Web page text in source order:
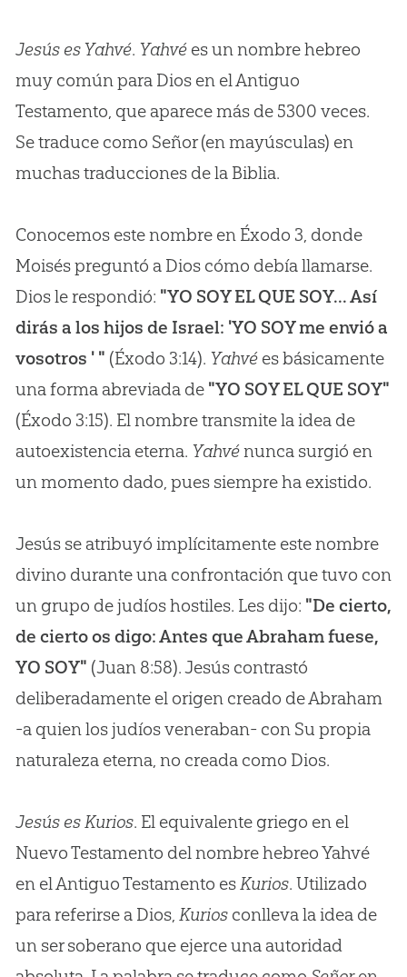
Jesús es Yahvé. Yahvées un nombre hebreo
muy común para Dios en el Antiguo
Testamento, que aparece más de 5300 veces.
Se traduce como Señor (en mayúsculas) en
muchas traducciones de la Biblia.
Conocemos este nombre en Éxodo 3, donde
Moisés preguntó a Dios cómo debía llamarse.
Dios le respondió: "YO SOY EL QUE SOY... Así
dirás a los hijos de Israel: 'YO SOY me envió a
vosotros ' " (Éxodo 3:14). Yahvées básicamente
una forma abreviada de "YO SOY EL QUE SOY"
(Éxodo 3:15). El nombre transmite la idea de
autoexistencia eterna. Yahvénunca surgió en
un momento dado, pues siempre ha existido.
Jesús se atribuyó implícitamente este nombre
divino durante una confrontación que tuvo con
un grupo de judíos hostiles. Les dijo: "De cierto,
de cierto os digo: Antes que Abraham fuese,
YO SOY" (Juan 8:58). Jesús contrastó
deliberadamente el origen creado de Abraham
-a quien los judíos veneraban- con Su propia
naturaleza eterna, no creada como Dios.
Jesús es Kurios. El equivalente griego en el
Nuevo Testamento del nombre hebreo Yahvé
en el Antiguo Testamento esKurios. Utilizado
para referirse a Dios, Kuriosconlleva la idea de
un ser soberano que ejerce una autoridad